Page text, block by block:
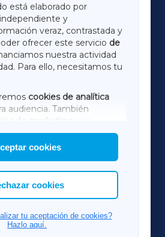
está elaborado por
y
veraz, contrastada y
ofrecer este servicio de
nuestra actividad
Para ello, necesitamos tu
cookies de analítica
audiencia. También
de marketing
de terceros.
personalizar la elección de
permitir.
cookies
cookies
tu aceptación de cookies?
Hazlo aquí.
LUGOXA
TERRACHAXA
AMARIÑAXA
ACORUÑAXA
FERROLXA